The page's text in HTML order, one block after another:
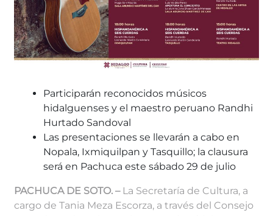
Participarán reconocidos músicos
hidalguenses y el maestro peruano Randhi
Hurtado Sandoval
Las presentaciones se llevarán a cabo en
Nopala, Ixmiquilpan y Tasquillo; la clausura
será en Pachuca este sábado 29 de julio
PACHUCA DE SOTO. –La Secretaría de Cultura, a
cargo de Tania Meza Escorza, a través del Consejo